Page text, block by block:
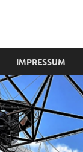
IMPRESSUM